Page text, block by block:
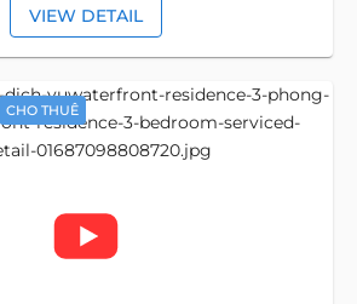
VIEW DETAIL
CHO THUÊ